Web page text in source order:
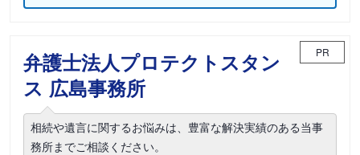
弁護士法人プロテクトスタン
ス 広島事務所
PR
相続や遺言に関するお悩みは、豊富な解決実績のある当事
務所までご相談ください。